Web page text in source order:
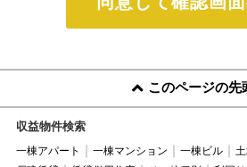
このページの先
収益物件検索
一棟アパート 一棟マンション 一棟ビル